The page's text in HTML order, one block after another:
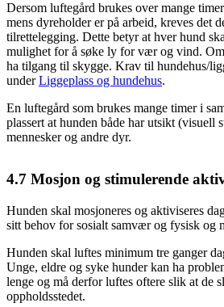
Dersom luftegård brukes over mange
mens dyreholder er på arbeid, kreves det
tilrettelegging. Dette betyr at hver hund
mulighet for å søke ly for vær og vind.
ha tilgang til skygge. Krav til hundehus/
underLiggeplass og hundehus.
En luftegård som brukes mange timer i
plassert at hunden både har utsikt
mennesker og andre dyr.
4.7 Mosjon og stimulerende
Hunden skal mosjoneres og aktiviseres
sitt behov for sosialt samvær og fysisk og
Hunden skal luftes minimum tre ganger
Unge, eldre og syke hunder kan ha
lenge og må derfor luftes oftere slik at de
oppholdsstedet.